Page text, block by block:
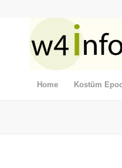
Home Kostüm